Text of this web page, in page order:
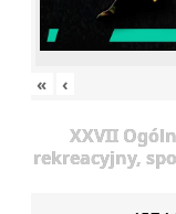
« ‹
XXVII
rekreacyjny,